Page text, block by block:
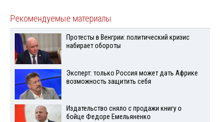
Рекомендуемые материалы
Протесты в Венгрии: политический кризис
набирает обороты
Эксперт: только Россия может дать Африке
возможность защитить себя
Издательство сняло с продажи книгу о
бойце Федоре Емельяненко